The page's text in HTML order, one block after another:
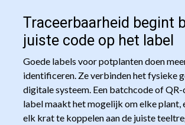
Traceerbaarheid begint
juiste code op het label
Goede labels voor potplanten doen
identificeren. Ze verbinden het fysieke
digitale systeem. Een batchcode of
label maakt het mogelijk om elke plant,
elk krat te koppelen aan de juiste